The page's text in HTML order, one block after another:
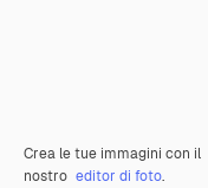
Crea le tue immagini con il
nostro editor di foto.